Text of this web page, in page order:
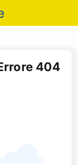
404